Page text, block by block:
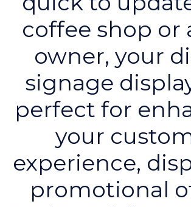
coffee shop or
owner, your
signage
perfect for
your
experience,
promotional